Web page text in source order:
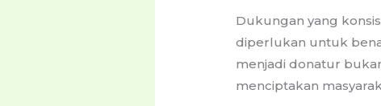
Dukungan yang
diperlukan untuk
menjadi donatur
menciptakan